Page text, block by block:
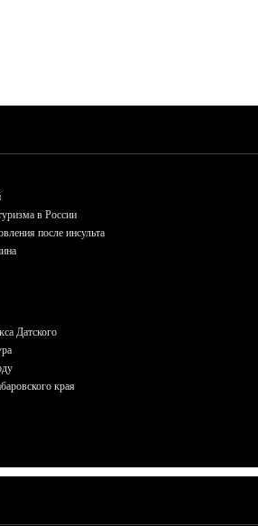
в России
после инсульта
Датского
края